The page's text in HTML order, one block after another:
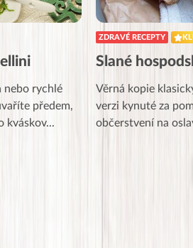
nebo rychlé
předem,
kváskov...
ZDRAVÉ RECEPTY
Slané
Věrná kopie
verzi kynuté za
občerstvení na